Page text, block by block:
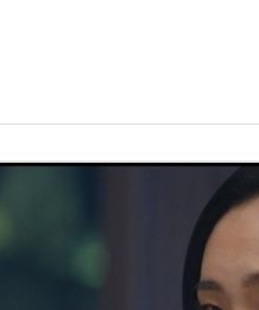
AI Native Enterprise를 지원하는 AI Ready Data 플랫폼 활용 전략